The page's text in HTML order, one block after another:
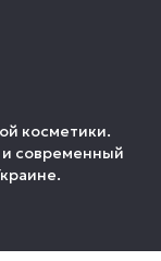
косметики.
и современный